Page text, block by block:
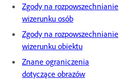
Zgody na rozpowszechnianie
wizerunku osób
Zgody na rozpowszechnianie
wizerunku obiektu
Znane ograniczenia
dotyczące obrazów